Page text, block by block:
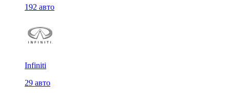
192 авто
Infiniti
29 авто